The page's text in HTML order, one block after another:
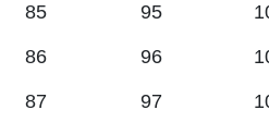
85 95
86 96
87 97